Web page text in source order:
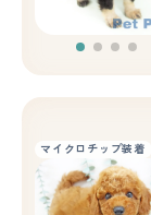
マイクロチップ装着